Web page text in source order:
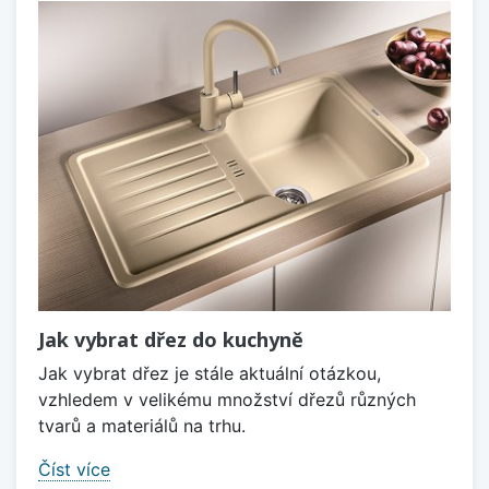
Jak vybrat dřez do kuchyně
Jak vybrat dřez je stále aktuální otázkou,
vzhledem v velikému množství dřezů různých
tvarů a materiálů na trhu.
Číst více